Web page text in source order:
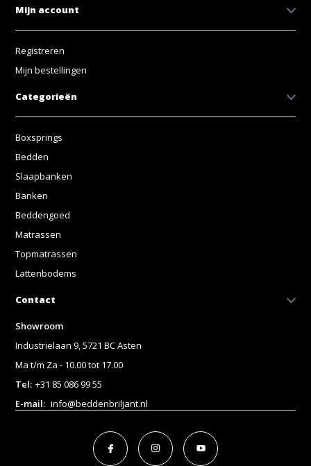
Mijn account
Registreren
Mijn bestellingen
Categorieën
Boxsprings
Bedden
Slaapbanken
Banken
Beddengoed
Matrassen
Topmatrassen
Lattenbodems
Contact
Showroom
Industrielaan 9, 5721 BC Asten
Ma t/m Za - 10.00 tot 17.00
Tel: +31 85 086 99 55
E-mail: info@beddenbriljant.nl